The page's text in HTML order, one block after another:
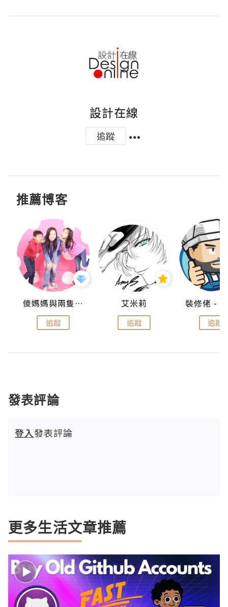
設計在線
追蹤
推薦博客
儍媽媽與兩隻小魔怪之家
追蹤
艾米莉
追蹤 追蹤
發表評論
登入發表評論
更多生活文章推薦